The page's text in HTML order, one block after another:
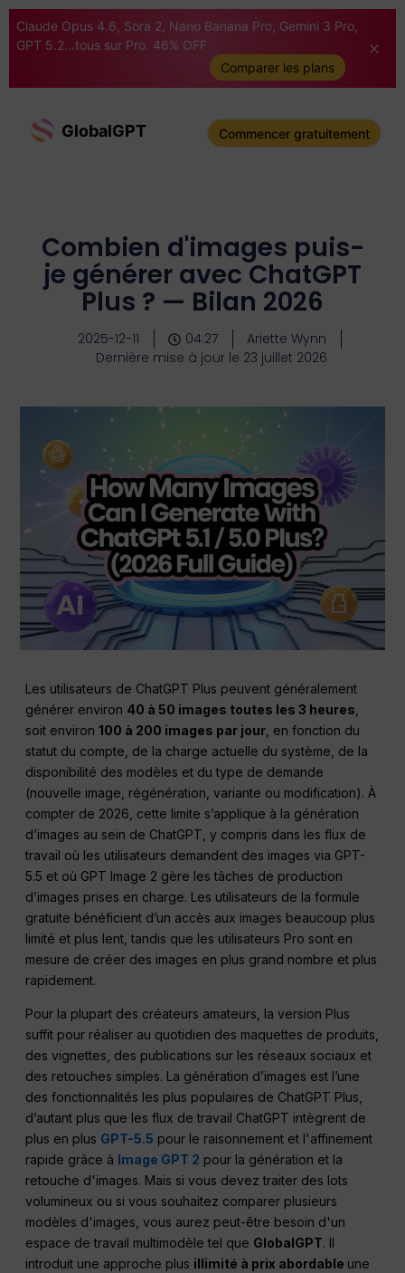
Claude Opus 4.6, Sora 2, Nano Banana Pro, Gemini 3 Pro,
GPT 5.2...tous sur Pro. 46% OFF
Comparer les plans
GlobalGPT Commencer gratuitement
Combien d'images puis-
je générer avec ChatGPT
Plus ? — Bilan 2026
2025-12-11 04:27
Ariette Wynn
Dernière mise à jour le 23 juillet 2026
Les utilisateurs de ChatGPT Plus peuvent généralement
générer environ 40 à 50 images toutes les 3 heures
soit environ100 à 200 images par jour , en fonction du
statut du compte, de la charge actuelle du système, de la
disponibilité des modèles et du type de demande
(nouvelle image, régénération, variante ou modification). À
compter de 2026, cette limite s’applique à la génération
d’images au sein de ChatGPT, y compris dans les flux de
travail où les utilisateurs demandent des images via GPT-
5.5 et où GPT Image 2 gère les tâches de production
d’images prises en charge. Les utilisateurs de la formule
gratuite bénéficient d’un accès aux images beaucoup plus
limité et plus lent, tandis que les utilisateurs Pro sont en
mesure de créer des images en plus grand nombre et plus
rapidement.
Pour la plupart des créateurs amateurs, la version Plus
suffit pour réaliser au quotidien des maquettes de produits,
des vignettes, des publications sur les réseaux sociaux et
des retouches simples. La génération d’images est l’une
des fonctionnalités les plus populaires de ChatGPT Plus,
d’autant plus que les flux de travail ChatGPT intègrent de
plus en plus GPT-5.5 pour le raisonnement et l'affinement
rapide grâce à Image GPT 2 pour la génération et la
retouche d'images. Mais si vous devez traiter des lots
volumineux ou si vous souhaitez comparer plusieurs
modèles d'images, vous aurez peut-être besoin d'un
espace de travail multimodèle tel que GlobalGPT. Il
introduit une approche plus illimité à prix abordable une